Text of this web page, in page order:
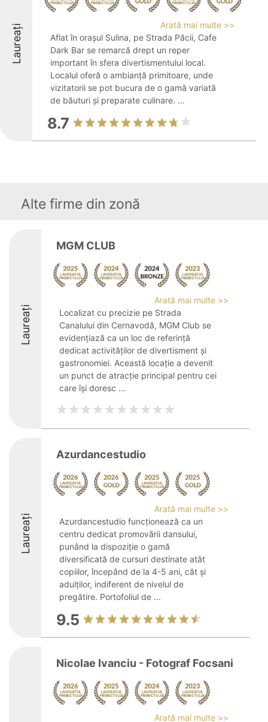
Laureați
Arată mai multe >>
Aflat în orașul Sulina, pe Strada Păcii, Cafe
Dark Bar se remarcă drept un reper
important în sfera divertismentului local.
Localul oferă o ambianță primitoare, unde
vizitatorii se pot bucura de o gamă variată
de băuturi și preparate culinare. ...
8.7
Alte firme din zonă
Laureați
MGM CLUB
Arată mai multe >>
Localizat cu precizie pe Strada
Canalului din Cernavodă, MGM Club se
evidențiază ca un loc de referință
dedicat activităților de divertisment și
gastronomiei. Această locație a devenit
un punct de atracție principal pentru cei
care își doresc ...
Laureați
Azurdancestudio
Arată mai multe >>
Azurdancestudio funcționează ca un
centru dedicat promovării dansului,
punând la dispoziție o gamă
diversificată de cursuri destinate atât
copiilor, începând de la 4-5 ani, cât și
adulților, indiferent de nivelul de
pregătire. Portofoliul de ...
9.5
Nicolae Ivanciu - Fotograf Focsani
Arată mai multe >>